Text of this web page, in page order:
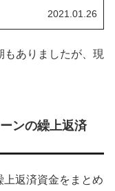
2021.01.26
ありましたが、現
ンの繰上返済
返済資金をまとめ